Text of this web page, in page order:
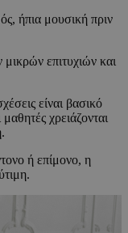
ήπια μουσική πριν
επιτυχιών και
είναι βασικό
χρειάζονται
ή επίμονο, η